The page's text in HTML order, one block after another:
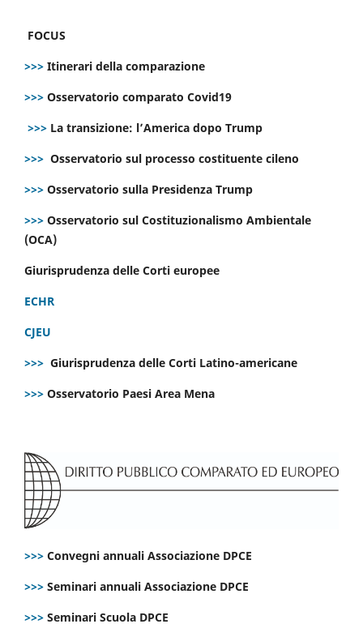
FOCUS
>>> Itinerari della comparazione
>>> Osservatorio comparato Covid19
>>> La transizione: l’America dopo Trump
>>> Osservatorio sul processo costituente cileno
>>> Osservatorio sulla Presidenza Trump
>>> Osservatorio sul Costituzionalismo Ambientale
(OCA)
Giurisprudenza delle Corti europee
ECHR
CJEU
>>> Giurisprudenza delle Corti Latino-americane
>>> Osservatorio Paesi Area Mena
>>> Convegni annuali Associazione DPCE
>>> Seminari annuali Associazione DPCE
>>> Seminari Scuola DPCE